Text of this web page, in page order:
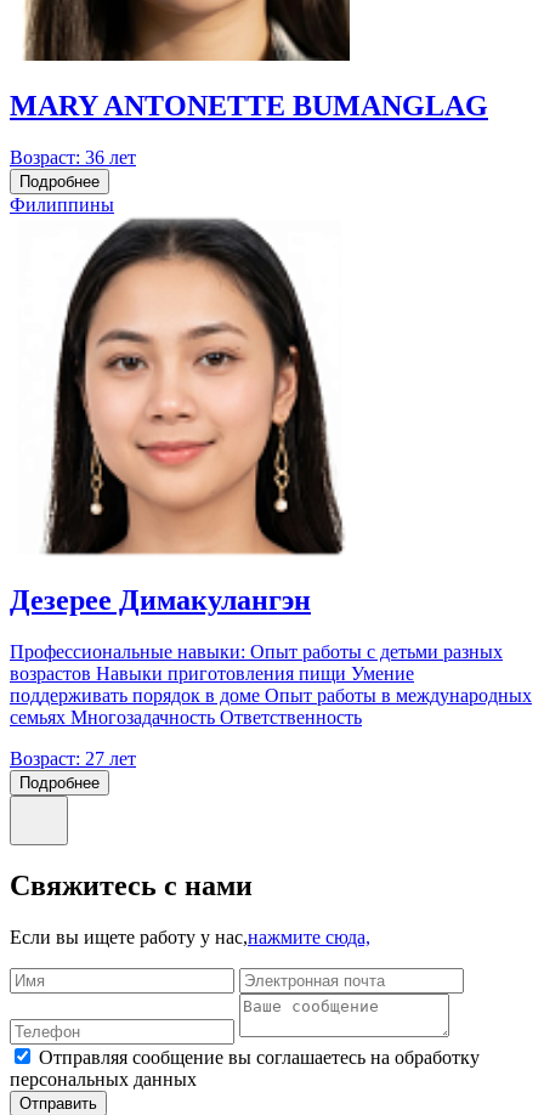
MARY ANTONETTE BUMANGLAG
Возраст: 36 лет
Подробнее
Филиппины
Дезерее Димакулангэн
Профессиональные навыки: Опыт работы с детьми разных
возрастов Навыки приготовления пищи Умение
поддерживать порядок в доме Опыт работы в международных
семьях Многозадачность Ответственность
Возраст: 27 лет
Подробнее
Свяжитесь с нами
Если вы ищете работу у нас,нажмите сюда,
Отправляя сообщение вы соглашаетесь на обработку
персональных данных
Отправить